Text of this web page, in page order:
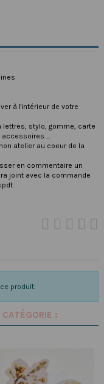
à l'intérieur de votre
stylo, gomme, carte
...
atelier au coeur de la
en commentaire un
joint avec la commande
produit.
: